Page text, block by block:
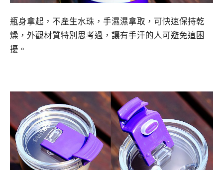
瓶身拿起，不產生水珠，手濕濕拿取，可快速保持乾
燥，外觀材質特別思考過，讓有手汗的人可避免這困
擾。